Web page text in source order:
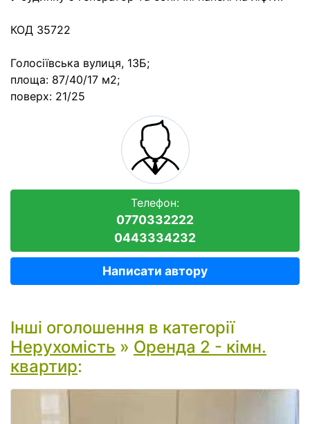
КОД 35722
Голосіївська вулиця, 13Б;
площа: 87/40/17 м2;
поверх: 21/25
Телефон:
0770332222
0443334232
Написати автору
Інші оголошення в категорії
Нерухомість » Оренда 2 - кімн.
квартир: